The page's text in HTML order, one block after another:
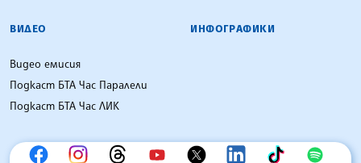
ВИДЕО
Видео емисия
Подкаст БТА Час Паралели
Подкаст БТА Час ЛИК
ИНФОГРАФИКИ